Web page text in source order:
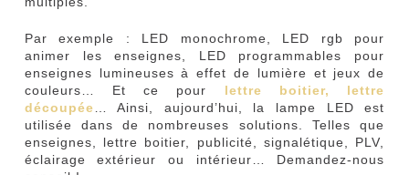
Par exemple : LED monochrome, LED rgb pour
animer les enseignes, LED programmables pour
enseignes lumineuses à effet de lumière et jeux de
couleurs… Et ce pour lettre boitier, lettre
découpée … Ainsi, aujourd’hui, la lampe LED est
utilisée dans de nombreuses solutions. Telles que
enseignes, lettre boitier, publicité, signalétique, PLV,
éclairage extérieur ou intérieur… Demandez-nous